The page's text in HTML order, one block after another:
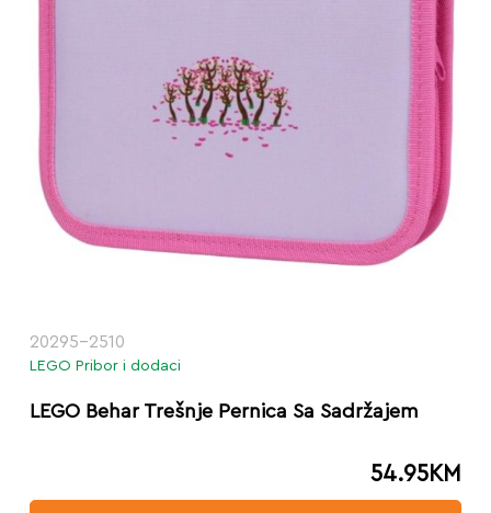
20295-2510
LEGO Pribor i dodaci
LEGO Behar Trešnje Pernica Sa Sadržajem
54.95KM